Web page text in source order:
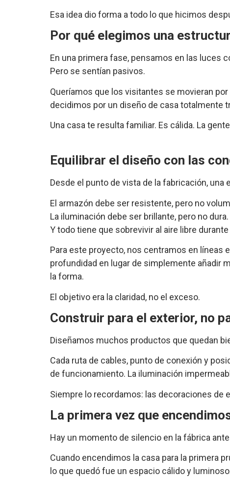
Esa idea dio forma a todo lo que hicimos
Por qué elegimos una
En una primera fase, pensamos en las luces
Pero se sentían pasivos.
Queríamos que los visitantes se movieran
decidimos por un diseño de casa totalmente
Una casa te resulta familiar. Es cálida. La
Equilibrar el diseño con las
Desde el punto de vista de la fabricación,
El armazón debe ser resistente, pero no
La iluminación debe ser brillante, pero no dura.
Y todo tiene que sobrevivir al aire libre
Para este proyecto, nos centramos en líneas
profundidad en lugar de simplemente añadir
la forma.
El objetivo era la claridad, no el exceso.
Construir para el exterior, no
Diseñamos muchos productos que quedan
Cada ruta de cables, punto de conexión y
de funcionamiento. La iluminación
Siempre lo recordamos: las decoraciones
La primera vez que
Hay un momento de silencio en la fábrica
Cuando encendimos la casa para la primera
lo que quedó fue un espacio cálido y